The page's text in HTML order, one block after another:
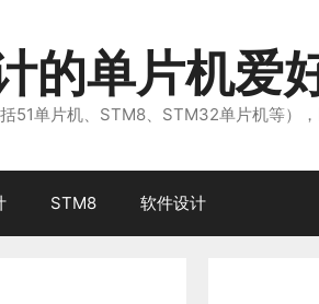
的单片机爱
单片机、STM8、STM32单片机等），
STM8 软件设计